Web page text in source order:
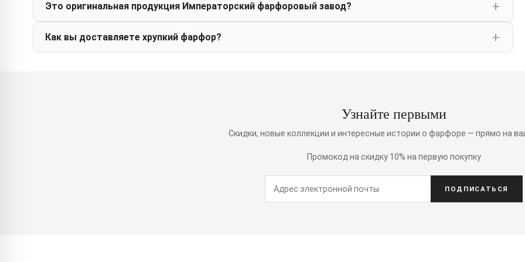
Это оригинальная продукция Императорский фарфоровый завод?
Как вы доставляете хрупкий фарфор?
Узнайте первыми
Скидки, новые коллекции и интересные истории о фарфоре — прямо на
Промокод на скидку 10% на первую покупку
ПОДПИСАТЬСЯ